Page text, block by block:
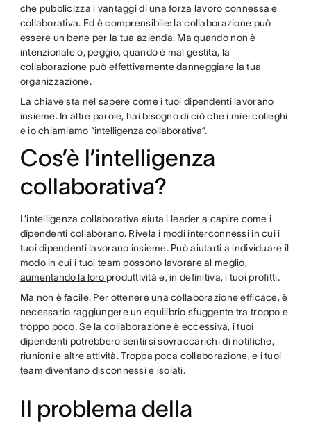
che pubblicizza i vantaggi di una forza lavoro connessa e
collaborativa. Ed è comprensibile: la collaborazione può
essere un bene per la tua azienda. Ma quando non è
intenzionale o, peggio, quando è mal gestita, la
collaborazione può effettivamente danneggiare la tua
organizzazione.
La chiave sta nel sapere come i tuoi dipendenti lavorano
insieme. In altre parole, hai bisogno di ciò che i miei colleghi
e io chiamiamo “intelligenza collaborativa”.
Cos’è l’intelligenza
collaborativa?
L’intelligenza collaborativa aiuta i leader a capire come i
dipendenti collaborano. Rivela i modi interconnessi in cui i
tuoi dipendenti lavorano insieme. Può aiutarti a individuare il
modo in cui i tuoi team possono lavorare al meglio,
aumentando la loro produttività e, in definitiva, i tuoi profitti.
Ma non è facile. Per ottenere una collaborazione efficace, è
necessario raggiungere un equilibrio sfuggente tra troppo e
troppo poco. Se la collaborazione è eccessiva, i tuoi
dipendenti potrebbero sentirsi sovraccarichi di notifiche,
riunioni e altre attività. Troppa poca collaborazione, e i tuoi
team diventano disconnessi e isolati.
Il problema della